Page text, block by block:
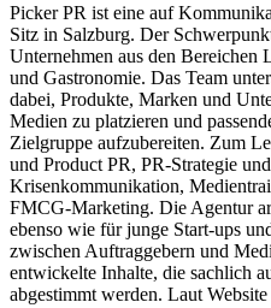
Picker PR ist eine auf
Sitz in Salzburg. Der
Unternehmen aus den Bereichen
und Gastronomie. Das Team
dabei, Produkte, Marken und
Medien zu platzieren und
Zielgruppe aufzubereiten. Zum
und Product PR, PR-Strategie
Krisenkommunikation,
FMCG-Marketing. Die Agentur
ebenso wie für junge Start-ups
zwischen Auftraggebern und
entwickelte Inhalte, die sachlich
abgestimmt werden. Laut